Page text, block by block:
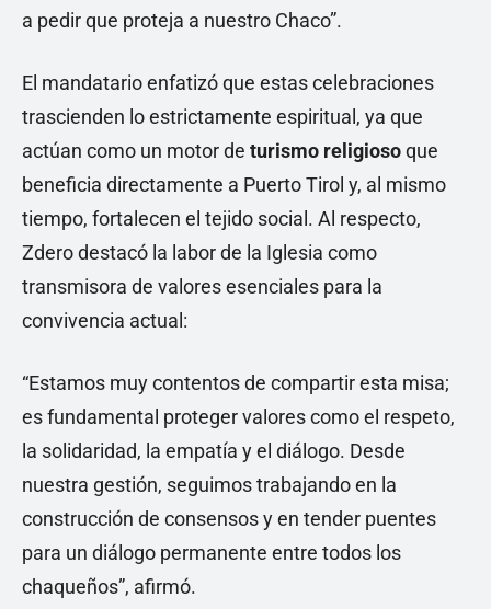
a pedir que proteja a nuestro Chaco”.
El mandatario enfatizó que estas celebraciones
trascienden lo estrictamente espiritual, ya que
actúan como un motor de turismo religiosoque
beneficia directamente a Puerto Tirol y, al mismo
tiempo, fortalecen el tejido social. Al respecto,
Zdero destacó la labor de la Iglesia como
transmisora de valores esenciales para la
convivencia actual:
“Estamos muy contentos de compartir esta misa;
es fundamental proteger valores como el respeto,
la solidaridad, la empatía y el diálogo. Desde
nuestra gestión, seguimos trabajando en la
construcción de consensos y en tender puentes
para un diálogo permanente entre todos los
chaqueños”, afirmó.